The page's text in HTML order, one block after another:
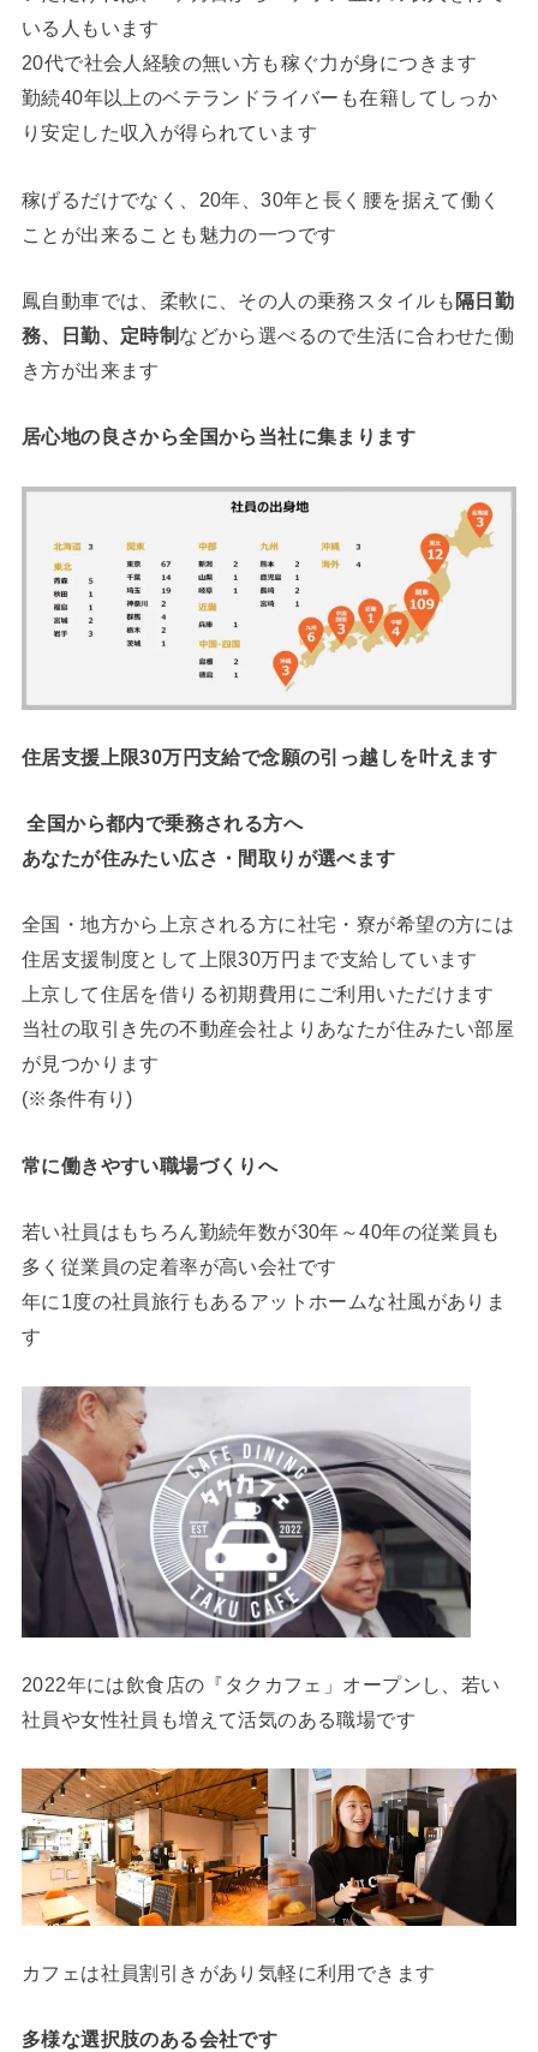
いる人もいます
20代で社会人経験の無い方も稼ぐ力が身につきます
勤続40年以上のベテランドライバーも在籍してしっか
り安定した収入が得られています
稼げるだけでなく、20年、30年と長く腰を据えて働く
ことが出来ることも魅力の一つです
鳳自動車では、柔軟に、その人の乗務スタイルも 隔日勤
務、日勤、定時制 などから選べるので生活に合わせた働
き方が出来ます
居心地の良さから全国から当社に集まります
住居支援上限30万円支給で念願の引っ越しを叶えます
全国から都内で乗務される方へ
あなたが住みたい広さ・間取りが選べます
全国・地方から上京される方に社宅・寮が希望の方には
住居支援制度として上限30万円まで支給しています
上京して住居を借りる初期費用にご利用いただけます
当社の取引き先の不動産会社よりあなたが住みたい部屋
が見つかります
(※条件有り)
常に働きやすい職場づくりへ
若い社員はもちろん勤続年数が30年～40年の従業員も
多く従業員の定着率が高い会社です
年に1度の社員旅行もあるアットホームな社風がありま
す
2022年には飲食店の『タクカフェ」オープンし、若い
社員や女性社員も増えて活気のある職場です
カフェは社員割引きがあり気軽に利用できます
多様な選択肢のある会社です